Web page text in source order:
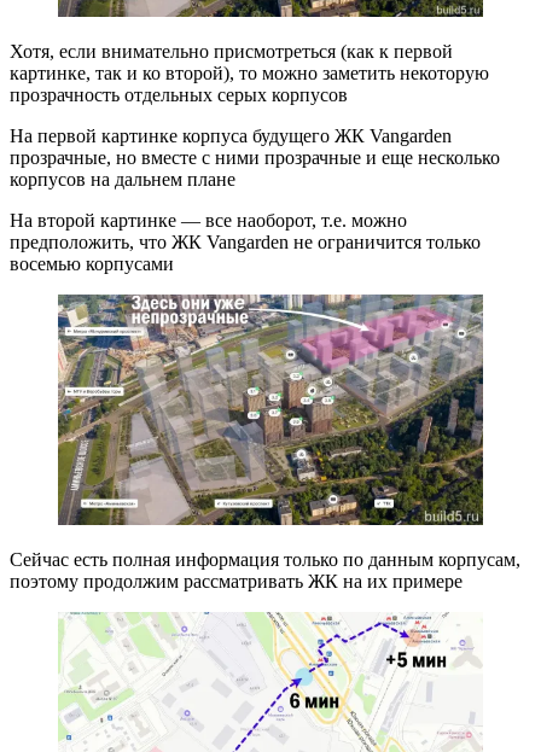
Хотя, если внимательно присмотреться (как к первой
картинке, так и ко второй), то можно заметить некоторую
прозрачность отдельных серых корпусов
На первой картинке корпуса будущего ЖК Vangarden
прозрачные, но вместе с ними прозрачные и еще несколько
корпусов на дальнем плане
На второй картинке — все наоборот, т.е. можно
предположить, что ЖК Vangarden не ограничится только
восемью корпусами
Сейчас есть полная информация только по данным корпусам,
поэтому продолжим рассматривать ЖК на их примере